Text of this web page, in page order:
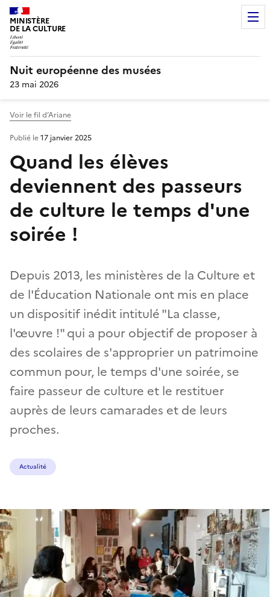
MINISTÈRE
DE LA CULTURE
Nuit européenne des musées
23 mai 2026
Voir le fil d’Ariane
Quand les élèves
deviennent des passeurs
de culture le temps d'une
soirée !
Depuis 2013, les ministères de la Culture et
de l'Éducation Nationale ont mis en place
un dispositif inédit intitulé "La classe,
l'œuvre !" qui a pour objectif de proposer à
des scolaires de s'approprier un patrimoine
commun pour, le temps d'une soirée, se
faire passeur de culture et le restituer
auprès de leurs camarades et de leurs
proches.
Publié le17 janvier 2025
Actualité